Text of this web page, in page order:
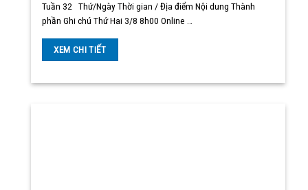
Tuần 32 Thứ/Ngày Thời gian / Địa điểm Nội dung Thành
phần Ghi chú Thứ Hai 3/8 8h00 Online …
XEM CHI TIẾT